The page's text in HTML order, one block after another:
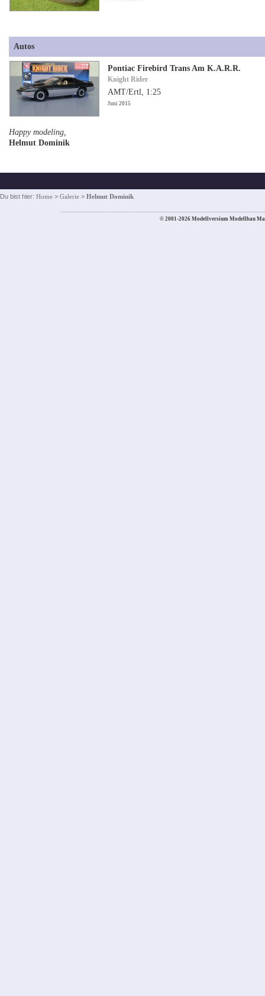
Autos
Pontiac Firebird Trans Am K.A.R.R.
Knight Rider
AMT/Ertl, 1:25
Juni 2015
Happy modeling,
Helmut Dominik
Du bist hier: Home > Galerie > Helmut Dominik
© 2001-2026 Modellversium Modellbau